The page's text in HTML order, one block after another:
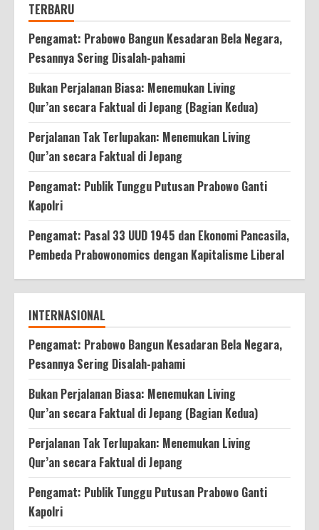
TERBARU
Pengamat: Prabowo Bangun Kesadaran Bela Negara,
Pesannya Sering Disalah-pahami
Bukan Perjalanan Biasa: Menemukan Living
Qur’an secara Faktual di Jepang (Bagian Kedua)
Perjalanan Tak Terlupakan: Menemukan Living
Qur’an secara Faktual di Jepang
Pengamat: Publik Tunggu Putusan Prabowo Ganti
Kapolri
Pengamat: Pasal 33 UUD 1945 dan Ekonomi Pancasila,
Pembeda Prabowonomics dengan Kapitalisme Liberal
INTERNASIONAL
Pengamat: Prabowo Bangun Kesadaran Bela Negara,
Pesannya Sering Disalah-pahami
Bukan Perjalanan Biasa: Menemukan Living
Qur’an secara Faktual di Jepang (Bagian Kedua)
Perjalanan Tak Terlupakan: Menemukan Living
Qur’an secara Faktual di Jepang
Pengamat: Publik Tunggu Putusan Prabowo Ganti
Kapolri